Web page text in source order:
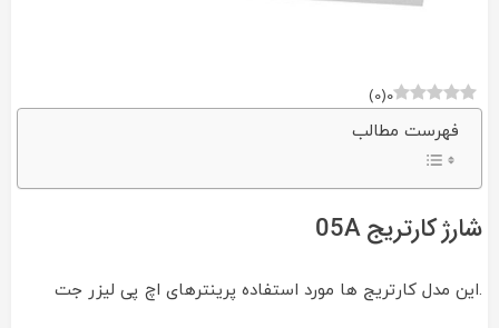
0
(
0
)
فهرست مطالب
شارژ کارتریج 05A
.این مدل کارتریج ها مورد استفاده پرینترهای اچ پی لیزر جت